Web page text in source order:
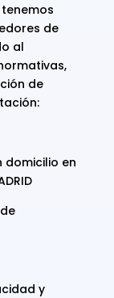
de
al
de
domicilio en
y